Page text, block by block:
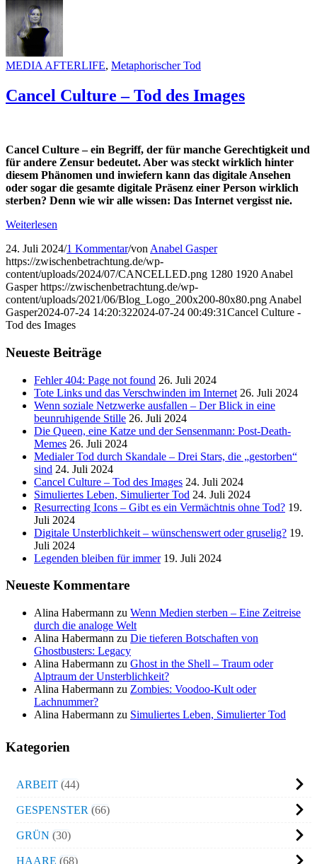
MEDIA AFTERLIFE, Metaphorischer Tod
Cancel Culture – Tod des Images
Cancel Culture – ein Begriff, der für manche Gerechtigkeit und
für andere Zensur bedeutet. Aber was steckt wirklich hinter
diesem Phänomen und inwiefern kann das digitale Ansehen
oder sogar die gesamte digitale Präsenz einer Person wirklich
sterben? Denn wie wir alle wissen: Das Internet vergisst nie.
Weiterlesen
24. Juli 2024/1 Kommentar/von Anabel Gasper
https://zwischenbetrachtung.de/wp-
content/uploads/2024/07/CANCELLED.png 1280 1920 Anabel
Gasper https://zwischenbetrachtung.de/wp-
content/uploads/2021/06/Blog_Logo_200x200-80x80.png Anabel
Gasper2024-07-24 14:20:322024-07-24 00:49:31Cancel Culture -
Tod des Images
Neueste Beiträge
Fehler 404: Page not found 26. Juli 2024
Tote Links und das Verschwinden im Internet 26. Juli 2024
Wenn soziale Netzwerke ausfallen – Der Blick in eine
beunruhigende Stille 26. Juli 2024
Die Queen, eine Katze und der Sensenmann: Post-Death-
Memes 26. Juli 2024
Medialer Tod durch Skandale – Drei Stars, die „gestorben“
sind 24. Juli 2024
Cancel Culture – Tod des Images 24. Juli 2024
Simuliertes Leben, Simulierter Tod 24. Juli 2024
Resurrecting Icons – Gibt es ein Vermächtnis ohne Tod? 19.
Juli 2024
Digitale Unsterblichkeit – wünschenswert oder gruselig? 19.
Juli 2024
Legenden bleiben für immer 19. Juli 2024
Neueste Kommentare
Alina Habermann zu Wenn Medien sterben – Eine Zeitreise
durch die analoge Welt
Alina Habermann zu Die tieferen Botschaften von
Ghostbusters: Legacy
Alina Habermann zu Ghost in the Shell – Traum oder
Alptraum der Unsterblichkeit?
Alina Habermann zu Zombies: Voodoo-Kult oder
Lachnummer?
Alina Habermann zu Simuliertes Leben, Simulierter Tod
Kategorien
ARBEIT 44
GESPENSTER 66
GRÜN 30
HAARE 68